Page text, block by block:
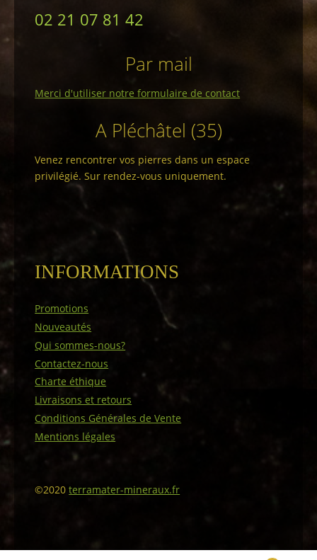
02 21 07 81 42
Par mail
Merci d'utiliser notre formulaire de contact
A Pléchâtel (35)
Venez rencontrer vos pierres dans un espace
privilégié. Sur rendez-vous uniquement.
INFORMATIONS
Promotions
Nouveautés
Qui sommes-nous?
Contactez-nous
Charte éthique
Livraisons et retours
Conditions Générales de Vente
Mentions légales
©2020terramater-mineraux.fr